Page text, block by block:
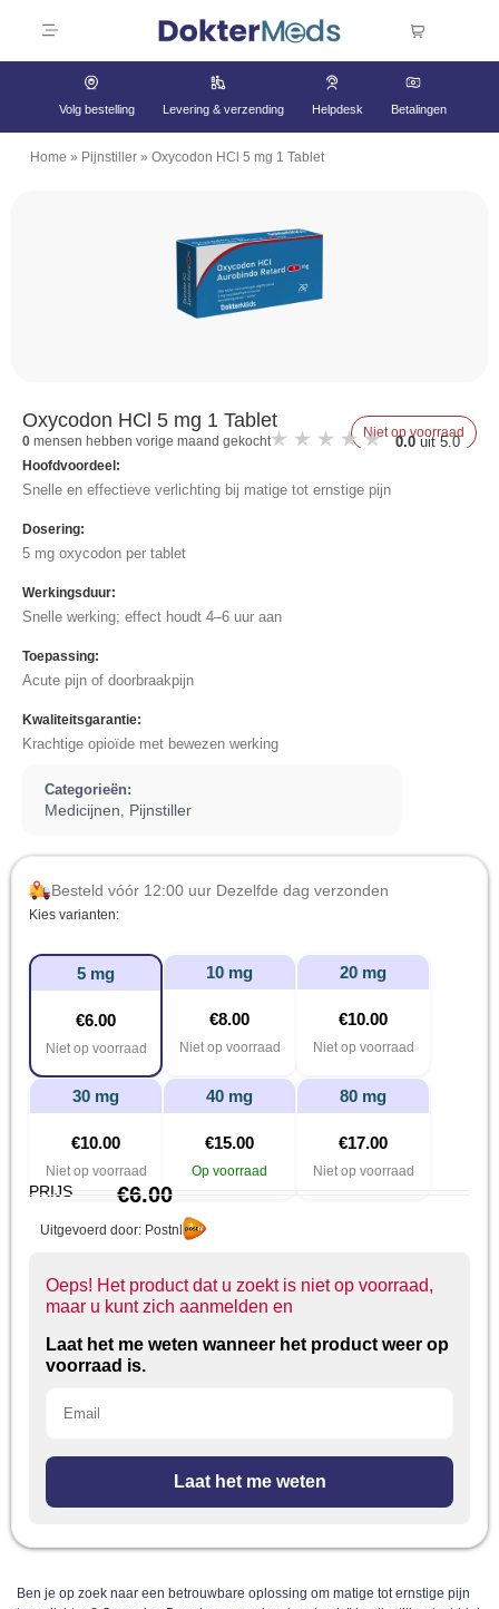
Volg bestelling Levering & verzending Helpdesk Betalingen
Home » Pijnstiller » Oxycodon HCl 5 mg 1 Tablet
Niet op voorraad
Oxycodon HCl 5 mg 1 Tablet
0 mensen hebben vorige maand gekocht 0.0uit 5.0
Hoofdvoordeel:
Snelle en effectieve verlichting bij matige tot ernstige pijn
Dosering:
5 mg oxycodon per tablet
Werkingsduur:
Snelle werking; effect houdt 4–6 uur aan
Toepassing:
Acute pijn of doorbraakpijn
Kwaliteitsgarantie:
Krachtige opioïde met bewezen werking
Categorieën:
Medicijnen, Pijnstiller
Besteld vóór 12:00 uur Dezelfde dag verzonden
Kies varianten:
5 mg
€6.00
Niet op voorraad
10 mg
€8.00
Niet op voorraad
20 mg
€10.00
Niet op voorraad
30 mg
€10.00
Niet op voorraad
40 mg
€15.00
Op voorraad
80 mg
€17.00
Niet op voorraad
PRIJS €6.00
Uitgevoerd door: Postnl
Oeps! Het product dat u zoekt is niet op voorraad,
maar u kunt zich aanmelden en
Laat het me weten wanneer het product weer op
voorraad is.
Laat het me weten
Ben je op zoek naar een betrouwbare oplossing om matige tot ernstige pijn